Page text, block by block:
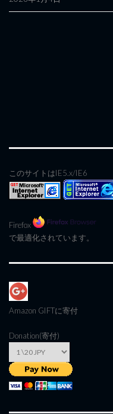
このサイトはIE5.x/IE6
Firefox
で最適化されています。
Amazon GIFTに寄付
Donation(寄付)